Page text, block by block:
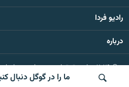
ما را در گوگل دنبال
پخش آنلاین
رادیو فردا
درباره
© ۲۰۲۶ تمام حقوق این وب‌سایت، بر
محفوظ است.